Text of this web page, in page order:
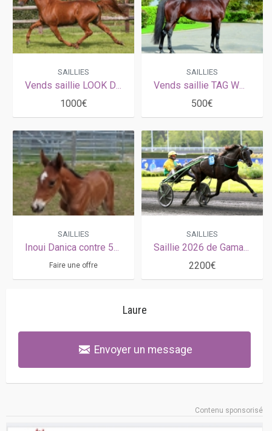
SAILLIES
Vends saillie LOOK DE STAR (Coktail Jet - Corte par Lurabo)
1000€
SAILLIES
Vends saillie TAG WOOD (Jag de Bellouet - Mysterious Valley par Goetmals Wood)
500€
SAILLIES
Inoui Danica contre 50% de la prime
Faire une offre
SAILLIES
Saillie 2026 de Gamay de l'Iton (Bird Parker x Story de l'Iton par Buvetier d'Aunou)
2200€
Laure
Envoyer un message
Contenu sponsorisé